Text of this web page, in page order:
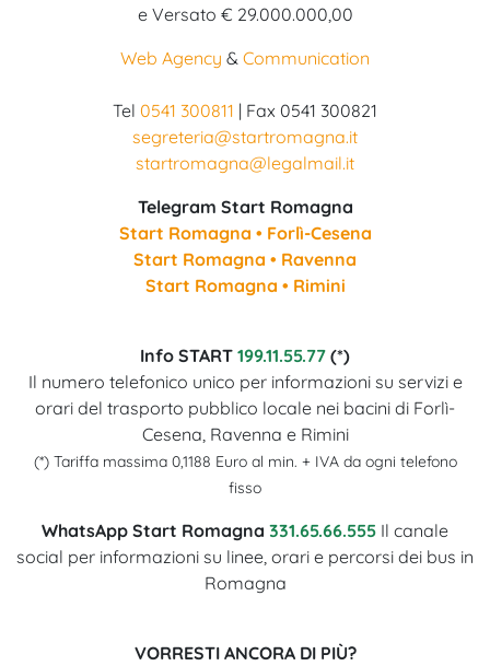
e Versato € 29.000.000,00
Web Agency & Communication
Tel 0541 300811 | Fax 0541 300821
segreteria@startromagna.it
startromagna@legalmail.it
Telegram Start Romagna
Start Romagna • Forlì-Cesena
Start Romagna • Ravenna
Start Romagna • Rimini
Info START 199.11.55.77 (*)
Il numero telefonico unico per informazioni su servizi e
orari del trasporto pubblico locale nei bacini di Forlì-
Cesena, Ravenna e Rimini
(*) Tariffa massima 0,1188 Euro al min. + IVA da ogni telefono
fisso
WhatsApp Start Romagna 331.65.66.555 Il canale
social per informazioni su linee, orari e percorsi dei bus in
Romagna
VORRESTI ANCORA DI PIÙ?